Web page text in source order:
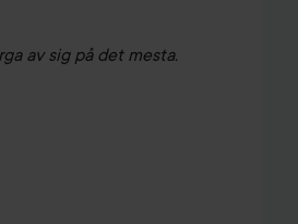
av sig på det mesta.